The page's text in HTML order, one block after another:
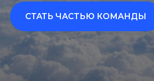
СТАТЬ ЧАСТЬЮ КОМАНДЫ